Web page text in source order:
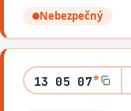
Nebezpečný
13 05 07*